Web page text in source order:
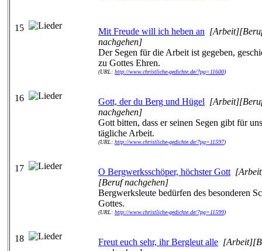
15 Mit Freude will ich heben an
nachgehen]
Der Segen für die Arbeit ist gegeben,
zu Gottes Ehren.
(URL: http://www.christliche-gedichte.de/?pg=11600)
16 Gott, der du Berg und Hügel
nachgehen]
Gott bitten, dass er seinen Segen gibt für
tägliche Arbeit.
(URL: http://www.christliche-gedichte.de/?pg=11597)
17 O Bergwerksschöper, höchster Gott
[Beruf nachgehen]
Bergwerksleute bedürfen des besonderen
Gottes.
(URL: http://www.christliche-gedichte.de/?pg=11599)
18 Freut euch sehr, ihr Bergleut alle